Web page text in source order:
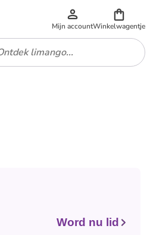
Mijn accountWinkelwagentje
Word nu lid